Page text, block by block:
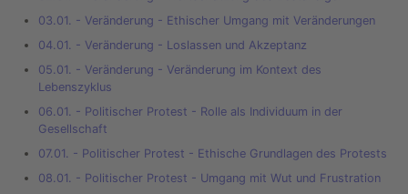
03.01. - Veränderung - Ethischer Umgang mit Veränderungen
04.01. - Veränderung - Loslassen und Akzeptanz
05.01. - Veränderung - Veränderung im Kontext des
Lebenszyklus
06.01. - Politischer Protest - Rolle als Individuum in der
Gesellschaft
07.01. - Politischer Protest - Ethische Grundlagen des Protests
08.01. - Politischer Protest - Umgang mit Wut und Frustration